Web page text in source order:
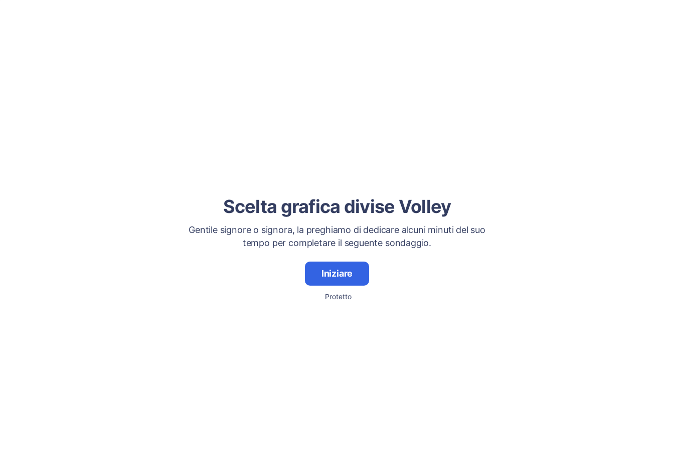
Scelta grafica divise Volley
Gentile signore o signora, la preghiamo di dedicare alcuni minuti del suo
tempo per completare il seguente sondaggio.
Iniziare
Protetto